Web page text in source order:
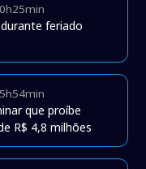
feriado
que proíbe
R$ 4,8 milhões